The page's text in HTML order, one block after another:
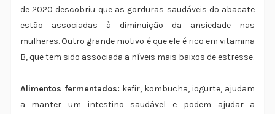
de 2020 descobriu que as gorduras saudáveis do abacate
estão associadas à diminuição da ansiedade nas
mulheres. Outro grande motivo é que ele é rico em vitamina
B, que tem sido associada a níveis mais baixos de estresse.
Alimentos fermentados: kefir, kombucha, iogurte, ajudam
a manter um intestino saudável e podem ajudar a